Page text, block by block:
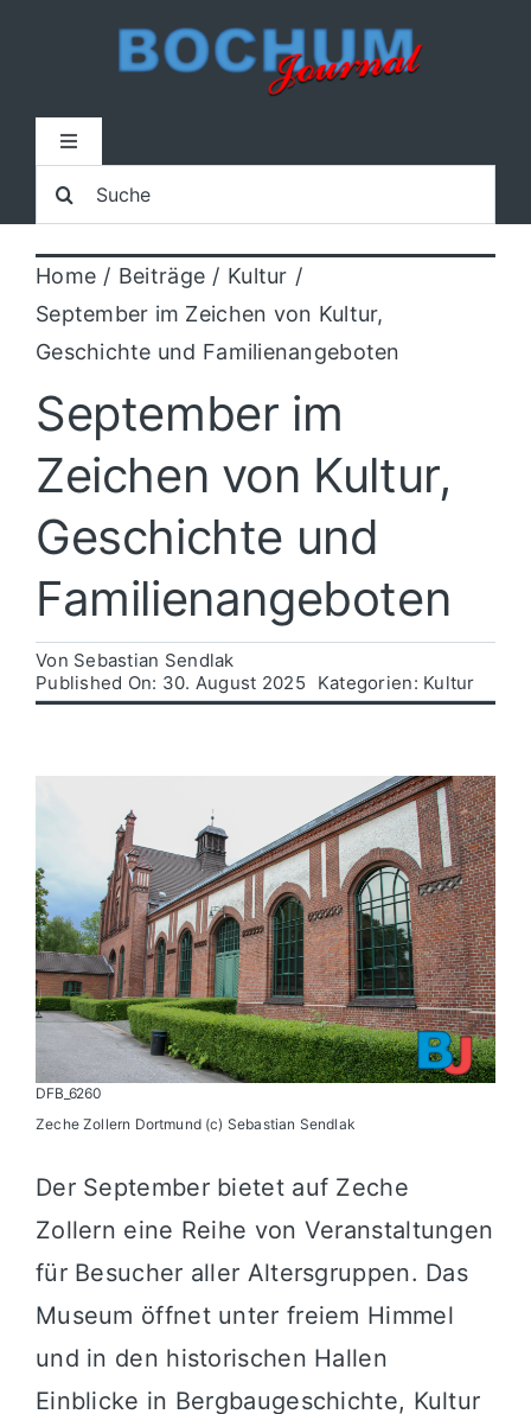
Toggle
Home
Lokal
Blaulicht
Sport
Kultur
Politik
Wirtschaft
Suche
nach:
Home Beiträge
Kultur
September im Zeichen von Kultur,
Geschichte und Familienangeboten
September im
Zeichen von Kultur,
Geschichte und
Familienangeboten
Von Sebastian Sendlak
Published On: 30. August 2025
Kategorien: Kultur
DFB_6260
Zeche Zollern Dortmund (c) Sebastian Sendlak
Der September bietet auf Zeche
Zollern eine Reihe von Veranstaltungen
für Besucher aller Altersgruppen. Das
Museum öffnet unter freiem Himmel
und in den historischen Hallen
Einblicke in Bergbaugeschichte, Kultur